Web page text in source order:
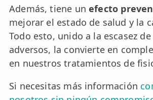
Además, tiene unefecto
mejorar el estado de salud y la
Todo esto, unido a la escasez
adversos, la convierte en
en nuestros tratamientos de
Si necesitas más información